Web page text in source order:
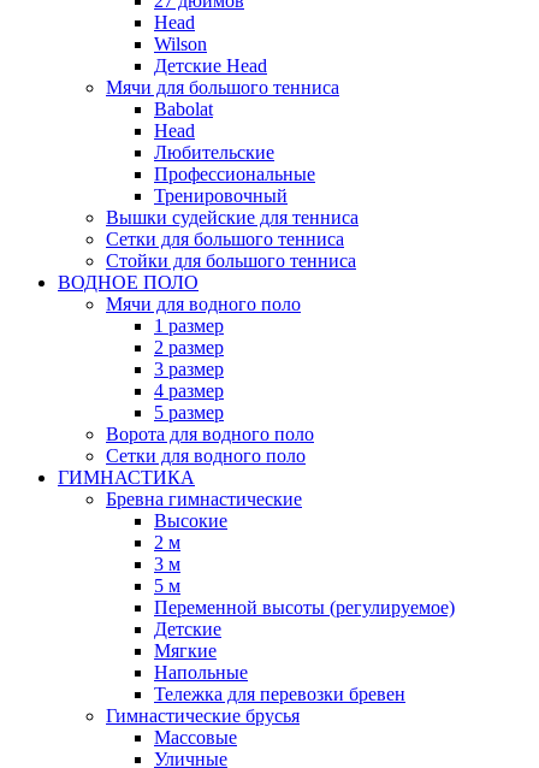
Head
Wilson
Детские Head
Мячи для большого тенниса
Babolat
Head
Любительские
Профессиональные
Тренировочный
Вышки судейские для тенниса
Сетки для большого тенниса
Стойки для большого тенниса
ВОДНОЕ ПОЛО
Мячи для водного поло
1 размер
2 размер
3 размер
4 размер
5 размер
Ворота для водного поло
Сетки для водного поло
ГИМНАСТИКА
Бревна гимнастические
Высокие
2 м
3 м
5 м
Переменной высоты (регулируемое)
Детские
Мягкие
Напольные
Тележка для перевозки бревен
Гимнастические брусья
Массовые
Уличные